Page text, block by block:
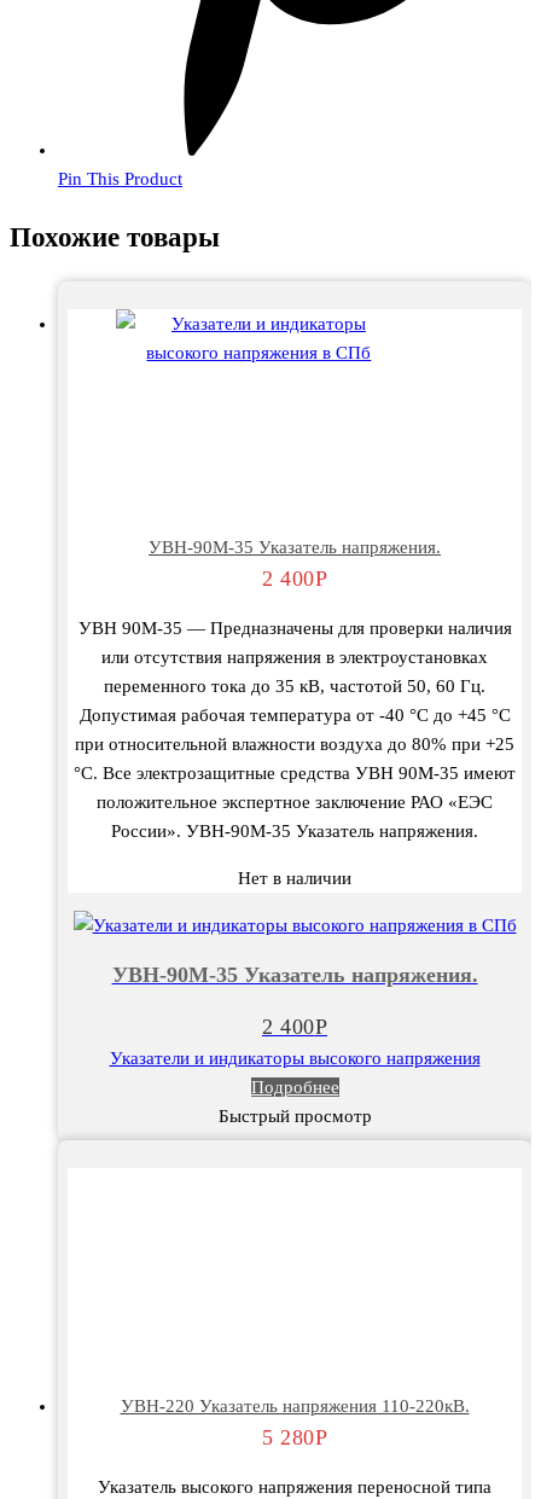
Pin This Product
Похожие товары
УВН-90М-35 Указатель напряжения.
2 400Р
УВН 90М-35 — Предназначены для проверки наличия
или отсутствия напряжения в электроустановках
переменного тока до 35 кВ, частотой 50, 60 Гц.
Допустимая рабочая температура от -40 °С до +45 °С
при относительной влажности воздуха до 80% при +25
°С. Все электрозащитные средства УВН 90М-35 имеют
положительное экспертное заключение РАО «ЕЭС
России». УВН-90М-35 Указатель напряжения.
Нет в наличии
УВН-90М-35 Указатель напряжения.
2 400Р
Указатели и индикаторы высокого напряжения
Подробнее
Быстрый просмотр
УВН-220 Указатель напряжения 110-220кВ.
5 280Р
Указатель высокого напряжения переносной типа